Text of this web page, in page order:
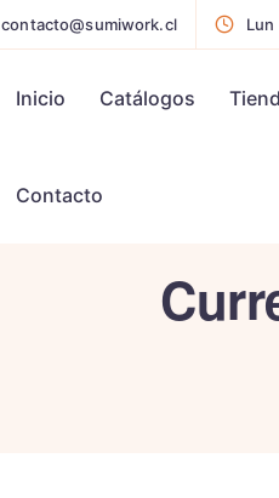
contacto@sumiwork.cl
Inicio Catálogos
Contacto